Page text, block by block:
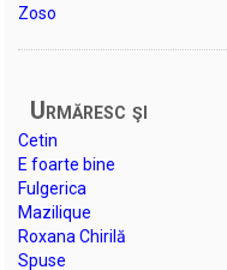
Zoso
Urmăresc şi
Cetin
E foarte bine
Fulgerica
Mazilique
Roxana Chirilă
Spuse